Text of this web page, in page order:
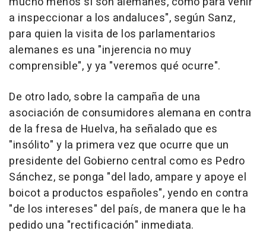
a inspeccionar a los andaluces", según Sanz,
para quien la visita de los parlamentarios
alemanes es una "injerencia no muy
comprensible", y ya "veremos qué ocurre".
De otro lado, sobre la campaña de una
asociación de consumidores alemana en contra
de la fresa de Huelva, ha señalado que es
"insólito" y la primera vez que ocurre que un
presidente del Gobierno central como es Pedro
Sánchez, se ponga "del lado, ampare y apoye el
boicot a productos españoles", yendo en contra
"de los intereses" del país, de manera que le ha
pedido una "rectificación" inmediata.